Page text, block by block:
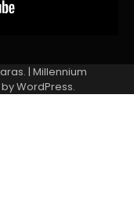
| Millennium
WordPress.